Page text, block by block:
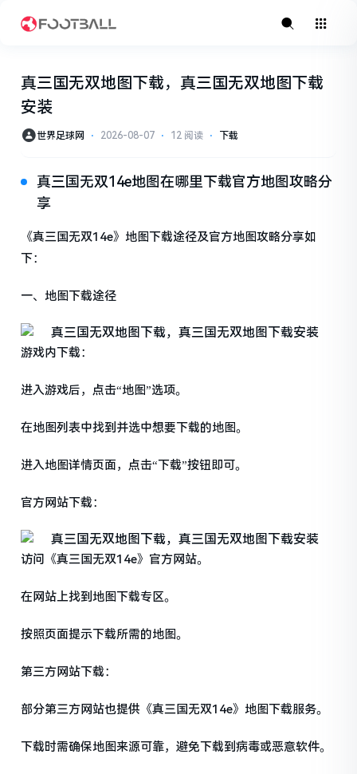
真三国无双地图下载，真三国无双地图下载
安装
世界足球网 ⋅ 2026-08-07 ⋅ 12 阅读 ⋅ 下载
真三国无双14e地图在哪里下载官方地图攻略分
享
《真三国无双14e》地图下载途径及官方地图攻略分享如
下：
一、地图下载途径
游戏内下载：
进入游戏后，点击“地图”选项。
在地图列表中找到并选中想要下载的地图。
进入地图详情页面，点击“下载”按钮即可。
官方网站下载：
访问《真三国无双14e》官方网站。
在网站上找到地图下载专区。
按照页面提示下载所需的地图。
第三方网站下载：
部分第三方网站也提供《真三国无双14e》地图下载服务。
下载时需确保地图来源可靠，避免下载到病毒或恶意软件。